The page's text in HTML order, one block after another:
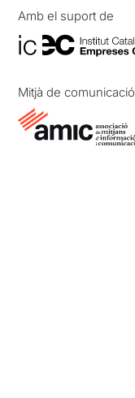
Amb el suport de
Mitjà de